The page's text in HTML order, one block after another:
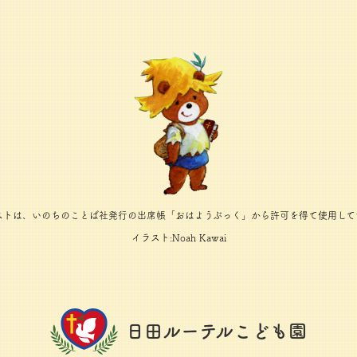
トは、いのちのことば社発行の出席帳「おはようぶっく」から許可を得て使用して
イラスト:Noah Kawai
日田ルーテルこども園